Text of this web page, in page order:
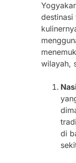
destinasi
wilayah,
di